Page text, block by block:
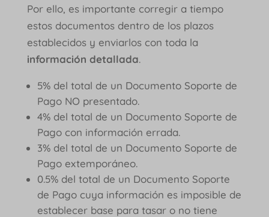
Por ello, es importante corregir a tiempo
estos documentos dentro de los plazos
establecidos y enviarlos con toda la
información detallada.
5% del total de un Documento Soporte de
Pago NO presentado.
4% del total de un Documento Soporte de
Pago con información errada.
3% del total de un Documento Soporte de
Pago extemporáneo.
0.5% del total de un Documento Soporte
de Pago cuya información es imposible de
establecer base para tasar o no tiene